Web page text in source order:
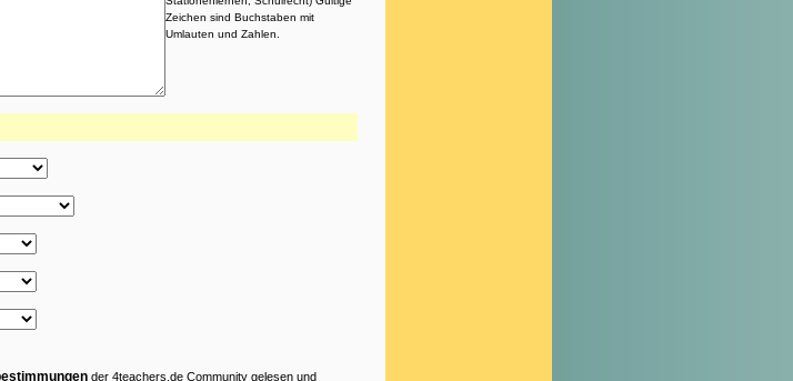
Zeichen sind Buchstaben mit
Umlauten und Zahlen.
der 4teachers.de Community gelesen und